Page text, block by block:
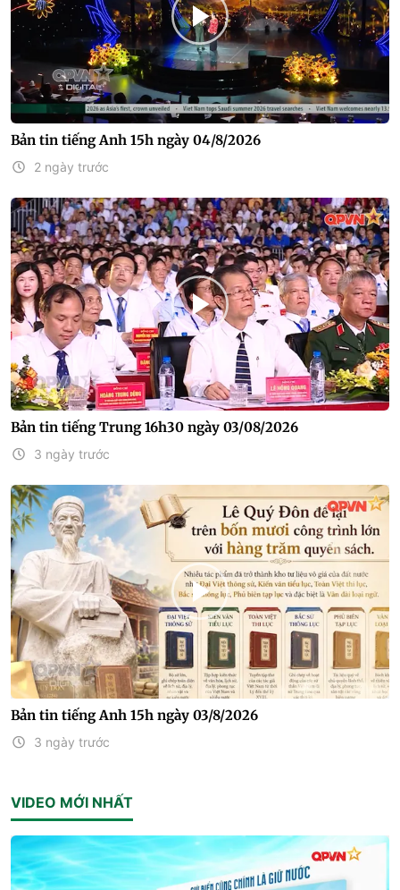
Bản tin tiếng Anh 15h ngày 04/8/2026
2 ngày trước
Bản tin tiếng Trung 16h30 ngày 03/08/2026
3 ngày trước
Bản tin tiếng Anh 15h ngày 03/8/2026
3 ngày trước
VIDEO MỚI NHẤT